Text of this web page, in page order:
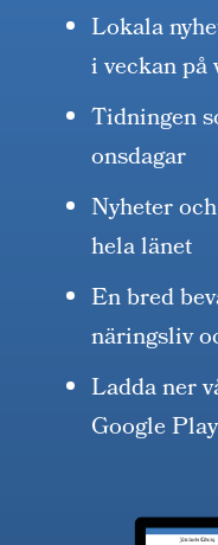
Lokala
i veckan på
Tidningen
onsdagar
Nyheter
hela länet
En bred
näringsliv
Ladda ner
Google Play